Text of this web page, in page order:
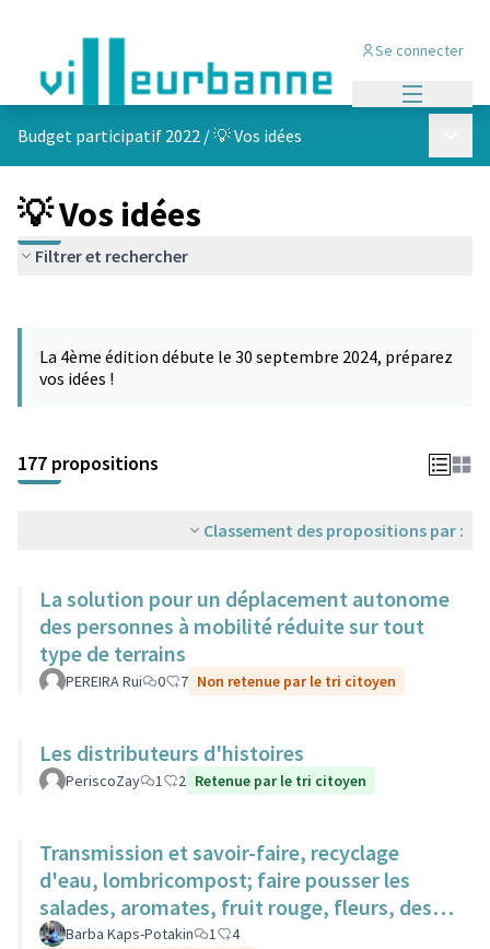
Se connecter
Budget participatif 2022 /💡 Vos idées
💡 Vos idées
Filtrer et rechercher
−
La 4ème édition débute le 30 septembre 2024, préparez
vos idées !
177 propositions
Classement des propositions par :
La solution pour un déplacement autonome
des personnes à mobilité réduite sur tout
type de terrains
PEREIRA Rui 0 7 Non retenue par le tri citoyen
Les distributeurs d'histoires
PeriscoZay 1 2 Retenue par le tri citoyen
Transmission et savoir-faire, recyclage
d'eau, lombricompost; faire pousser les
salades, aromates, fruit rouge, fleurs, des
surfaces sur des toits.
Barba Kaps-Potakin 1
4